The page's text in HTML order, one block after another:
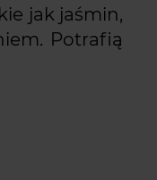
jak jaśmin,
Potrafią